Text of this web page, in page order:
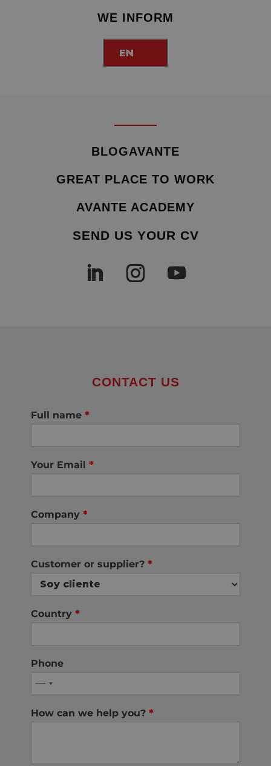
WE INFORM
EN
BLOGAVANTE
GREAT PLACE TO WORK
AVANTE ACADEMY
SEND US YOUR CV
CONTACT US
Full name *
Your Email *
Company *
Customer or supplier? *
Country *
Phone
How can we help you? *